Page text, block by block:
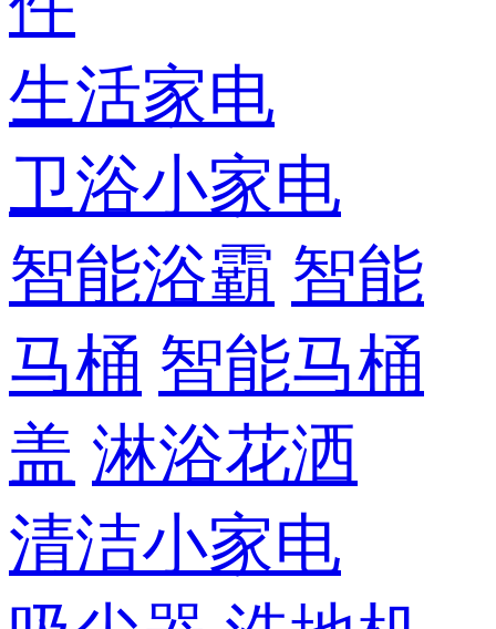
生活家电
卫浴小家电
智能浴霸 智能
马桶 智能马桶
盖 淋浴花洒
清洁小家电